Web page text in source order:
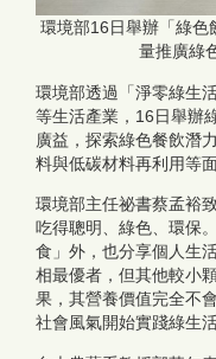
環境部16日舉辦「綠色
量推廣綠
環境部透過「淨零綠生
等生活產業，16日舉辦
廣益，探索綠色餐飲潛
料與低碳材料再利用等
環境部主任祕書蔡孟裕
吃得聰明、綠色、環保
食」外，也分享個人生
相最優者，但其他較小
果，其營養價值完全不
社會風氣開始實踐綠生活